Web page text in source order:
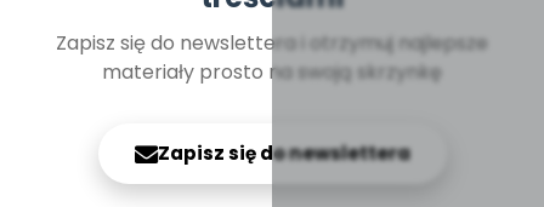
Zapisz się do newslettera i otrzymuj najlepsze
materiały prosto na swoją skrzynkę
Zapisz się do newslettera